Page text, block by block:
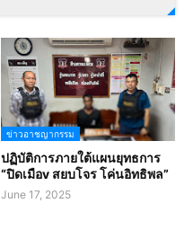
ข่าวอาชญากรรม
ปฏิบัติการภายใต้แผนยุทธการ
“ปิดเมือv สยบโจร โค่นอิทธิพล”
June 17, 2025